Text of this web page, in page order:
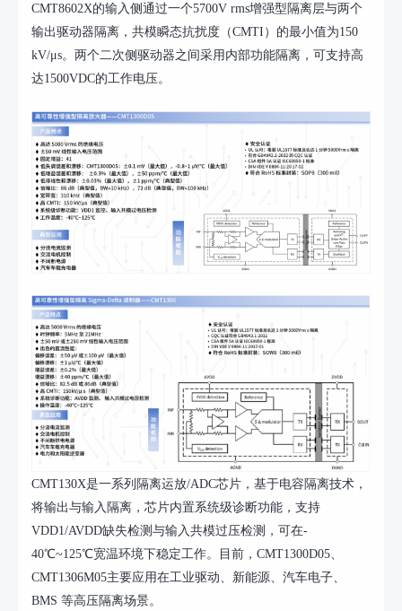
CMT8602X的输入侧通过一个5700V rms增强型隔离层与两个
输出驱动器隔离，共模瞬态抗扰度（CMTI）的最小值为150
kV/μs。两个二次侧驱动器之间采用内部功能隔离，可支持高
达1500VDC的工作电压。
CMT130X是一系列隔离运放/ADC芯片，基于电容隔离技术，
将输出与输入隔离，芯片内置系统级诊断功能，支持
VDD1/AVDD缺失检测与输入共模过压检测，可在-
40℃~125℃宽温环境下稳定工作。目前，CMT1300D05、
CMT1306M05主要应用在工业驱动、新能源、汽车电子、
BMS 等高压隔离场景。